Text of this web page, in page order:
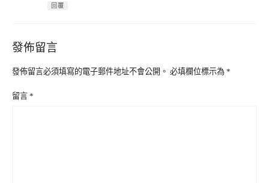
回覆
發佈留言
發佈留言必須填寫的電子郵件地址不會公開。 必填欄位標示為 *
留言 *